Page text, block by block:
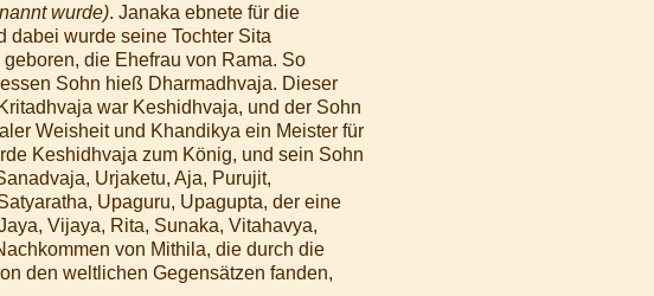
wurde). Janaka ebnete für die
dabei wurde seine Tochter Sita
geboren, die Ehefrau von Rama. So
Sohn hieß Dharmadhvaja. Dieser
war Keshidhvaja, und der Sohn
Weisheit und Khandikya ein Meister für
Keshidhvaja zum König, und sein Sohn
Urjaketu, Aja, Purujit,
Upaguru, Upagupta, der eine
Vijaya, Rita, Sunaka, Vitahavya,
von Mithila, die durch die
den weltlichen Gegensätzen fanden,